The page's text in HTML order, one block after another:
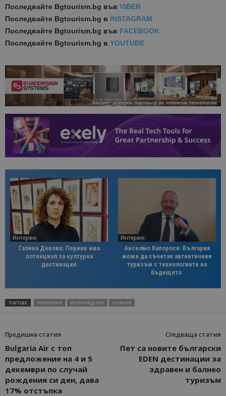
Последвайте Bgtourism.bg във VIBER
Последвайте Bgtourism.bg в INSTAGRAM
Последвайте Bgtourism.bg във FACEBOOK
Последвайте Bgtourism.bg в YOUTUBE
Интервю
Галина Декова: Перник има
потенциал за културна
дестинация
Интервю
Анселмо Капороси: България
може да съчетае автентичния
туризъм с технологиите на
бъдещето
ТАГОВЕ АКВАПАРК ВЪЗРАЖДАНЕ СОФИЯ
Предишна статия
Bulgaria Air с топ
предложение на 4 и 5
декември по случай
рождения си ден, дава
17% отстъпка
Следваща статия
Пет са новите български
EDEN дестинации за
здравен и балнео
туризъм